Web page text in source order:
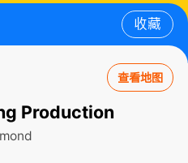
收藏
查看地图
Production